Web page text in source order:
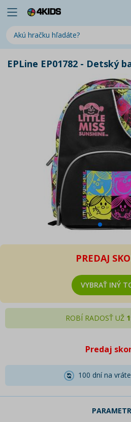
EPLine EP01782 - Detský
PREDAJ
VYBRAŤ INÝ
ROBÍ RADOSŤ UŽ
Predaj
100 dní na